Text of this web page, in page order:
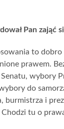
Pan zająć
to
prawem.
wybory
do
burmistrza i
tu o